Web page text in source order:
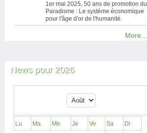
1er mai 2025, 50 ans de promotion du
Paradisme : Le système économique
pour l'âge d'or de l'humanité.
More...
News pour 2026
Lu Ma Me Je Ve Sa
Di